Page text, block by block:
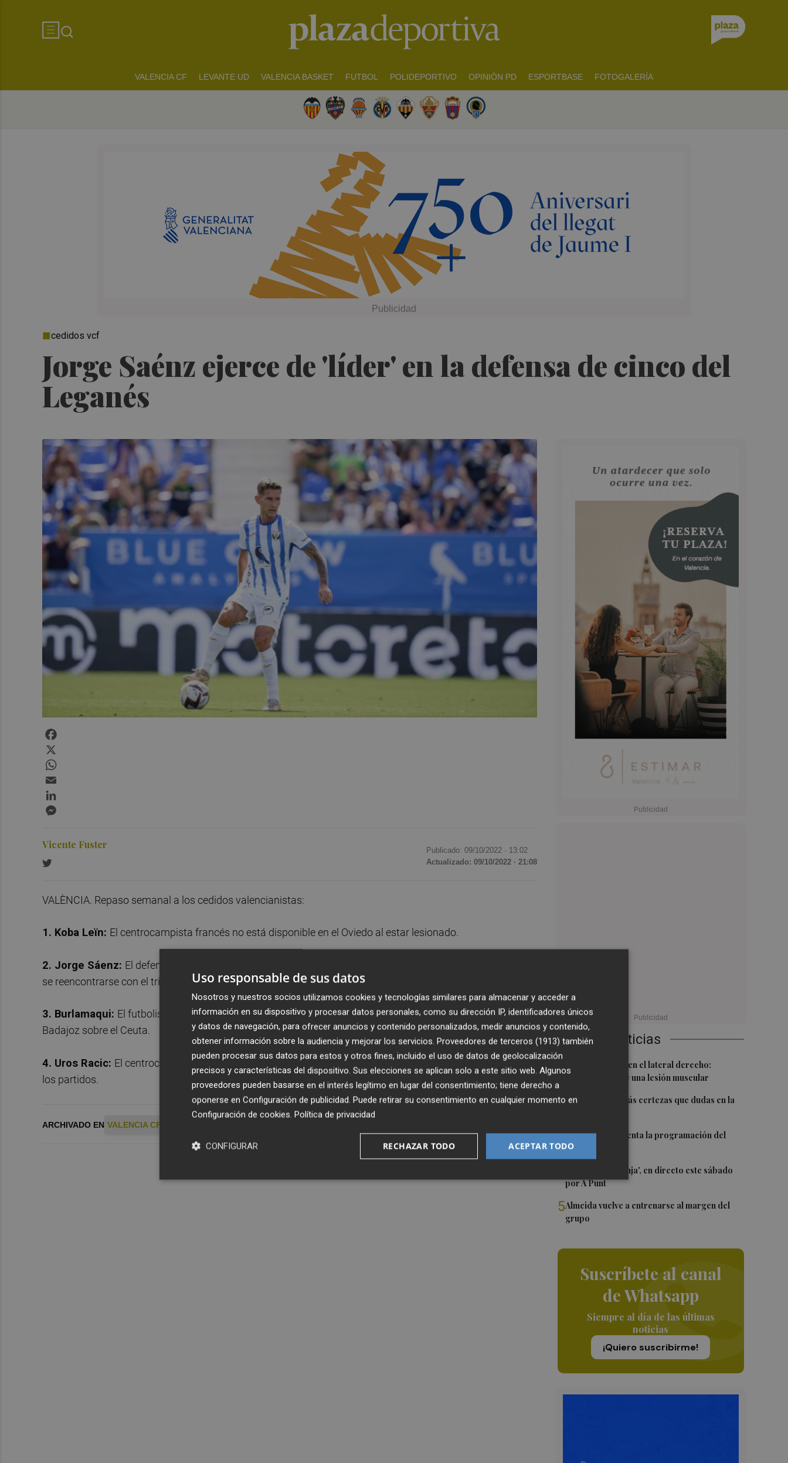
VALENCIA CF LEVANTE UD VALENCIA BASKET FUTBOL POLIDEPORTIVO OPINIÓN PD ESPORTBASE FOTOGALERÍA
Jorge Saénz ejerce de 'líder' en la defensa de cinco del
Leganés
cedidos vcf
Últimas Noticias
1 Más problemas en el lateral derecho:
Monferrer sufre una lesión muscular
2 Awa Fam deja más certezas que dudas en la
3El Valencia presenta la programación del
Trofeu Taronja
El 'Trofeu Taronja', en directo este sábado
por À Punt
5Almeida vuelve a entrenarse al margen del
grupo
Suscríbete al canal
de Whatsapp
Siempre al día de las últimas
noticias
¡Quiero suscribirme!
Vicente Fuster Publicado: 09/10/2022 · 13:02
Actualizado: 09/10/2022 · 21:08
VALÈNCIA. Repaso semanal a los cedidos valencianistas:
1. Koba Leïn: El centrocampista francés no está disponible en el Oviedo al estar lesionado.
2. Jorge Sáenz: El defensa canario fue titular en una defensa de cinco centrales y ayudó a que el Leganés
se reencontrarse con el triunfo en Cartagena.
3. Burlamaqui: El futbolista peruano saltó al campo en el minuto 72 en la victoria por la mínima del CD
Badajoz sobre el Ceuta.
4. Uros Racic: El centrocampista serbio jugó de inicio en el SC Braga y está ganando peso con el paso de
los partidos.
ARCHIVADO EN VALENCIA CF
Uso responsable de sus datos
Nosotros y nuestros socios utilizamos cookies y tecnologías similares para almacenar y acceder a
información en su dispositivo y procesar datos personales, como su dirección IP, identificadores únicos
y datos de navegación, para ofrecer anuncios y contenido personalizados, medir anuncios y contenido,
obtener información sobre la audiencia y mejorar los servicios. Proveedores de terceros (1913) también
pueden procesar sus datos para estos y otros fines, incluido el uso de datos de geolocalización
precisos y características del dispositivo. Sus elecciones se aplican solo a este sitio web. Algunos
proveedores pueden basarse en el interés legítimo en lugar del consentimiento; tiene derecho a
oponerse en Configuración de publicidad. Puede retirar su consentimiento en cualquier momento en
Configuración de cookies. Política de privacidad
ACEPTAR TODO
RECHAZAR TODO
CONFIGURAR